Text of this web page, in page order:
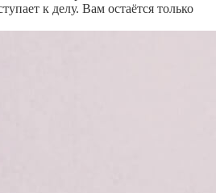
к делу. Вам остаётся только